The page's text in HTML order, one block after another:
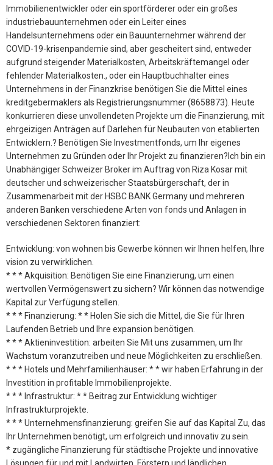
Immobilienentwickler oder ein sportförderer oder ein großes
industriebauunternehmen oder ein Leiter eines
Handelsunternehmens oder ein Bauunternehmer während der
COVID-19-krisenpandemie sind, aber gescheitert sind, entweder
aufgrund steigender Materialkosten, Arbeitskräftemangel oder
fehlender Materialkosten., oder ein Hauptbuchhalter eines
Unternehmens in der Finanzkrise benötigen Sie die Mittel eines
kreditgebermaklers als Registrierungsnummer (8658873). Heute
konkurrieren diese unvollendeten Projekte um die Finanzierung, mit
ehrgeizigen Anträgen auf Darlehen für Neubauten von etablierten
Entwicklern.? Benötigen Sie Investmentfonds, um Ihr eigenes
Unternehmen zu Gründen oder Ihr Projekt zu finanzieren?Ich bin ein
Unabhängiger Schweizer Broker im Auftrag von Riza Kosar mit
deutscher und schweizerischer Staatsbürgerschaft, der in
Zusammenarbeit mit der HSBC BANK Germany und mehreren
anderen Banken verschiedene Arten von fonds und Anlagen in
verschiedenen Sektoren finanziert:
Entwicklung: von wohnen bis Gewerbe können wir Ihnen helfen, Ihre
vision zu verwirklichen.
* * * Akquisition: Benötigen Sie eine Finanzierung, um einen
wertvollen Vermögenswert zu sichern? Wir können das notwendige
Kapital zur Verfügung stellen.
* * * Finanzierung: * * Holen Sie sich die Mittel, die Sie für Ihren
Laufenden Betrieb und Ihre expansion benötigen.
* * * Aktieninvestition: arbeiten Sie Mit uns zusammen, um Ihr
Wachstum voranzutreiben und neue Möglichkeiten zu erschließen.
* * * Hotels und Mehrfamilienhäuser: * * wir haben Erfahrung in der
Investition in profitable Immobilienprojekte.
* * * Infrastruktur: * * Beitrag zur Entwicklung wichtiger
Infrastrukturprojekte.
* * * Unternehmensfinanzierung: greifen Sie auf das Kapital Zu, das
Ihr Unternehmen benötigt, um erfolgreich und innovativ zu sein.
* zugängliche Finanzierung für städtische Projekte und innovative